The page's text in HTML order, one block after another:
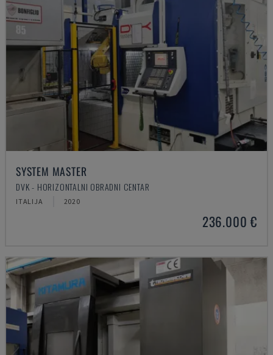
SYSTEM MASTER
DVK - HORIZONTALNI OBRADNI CENTAR
ITALIJA 2020
236.000 €